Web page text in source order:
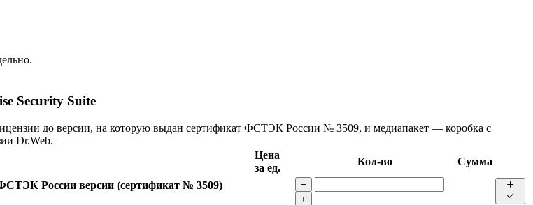
Security Suite
до версии, на которую выдан сертификат ФСТЭК России № 3509, и медиапакет — коробка с
Dr.Web.
Цена
за ед.
Кол-во
Сумма
России версии (сертификат № 3509)
−
+